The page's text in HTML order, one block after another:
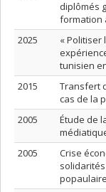
diplômés
formation
2025
« Politiser
tunisien
2015
Transfert
cas de la
2005
Étude de
2005
Crise